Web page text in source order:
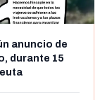
anuncio de
durante 15